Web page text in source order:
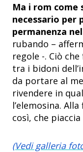
Ma i rom come
necessario per
permanenza
rubando –
regole -. Ciò
tra i bidoni
da portare al
rivendere in
l’elemosina.
così, che piaccia
(Vedi galleria